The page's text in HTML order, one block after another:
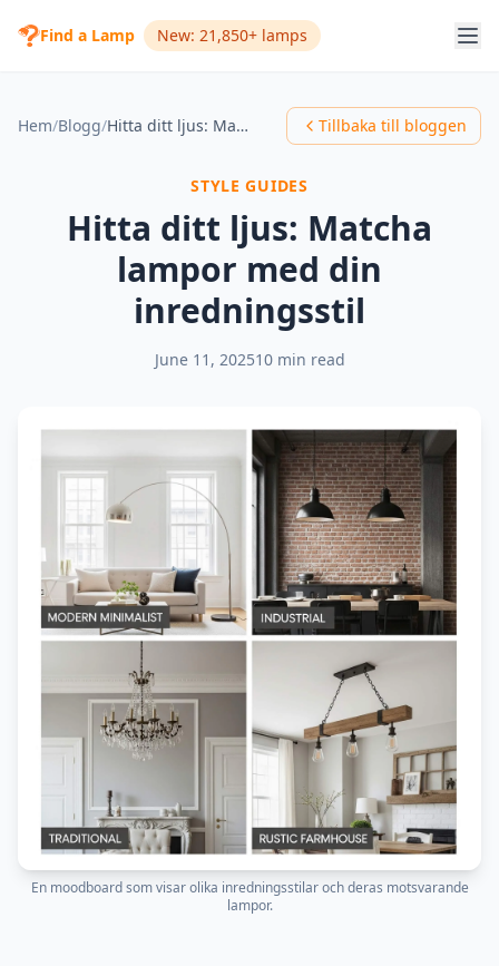
Find a Lamp New: 21,850+ lamps
Hem/Blogg/ Hitta ditt ljus: Matcha lampor med din inredningsstil Tillbaka till bloggen
STYLE GUIDES
Hitta ditt ljus: Matcha
lampor med din
inredningsstil
June 11, 202510 min read
En moodboard som visar olika inredningsstilar och deras motsvarande
lampor.